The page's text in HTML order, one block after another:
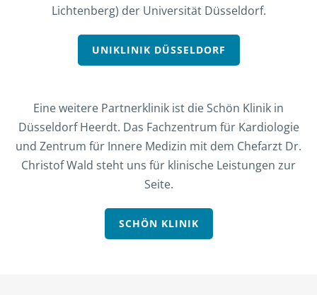
Lichtenberg) der Universität Düsseldorf.
UNIKLINIK DÜSSELDORF
Eine weitere Partnerklinik ist die Schön Klinik in
Düsseldorf Heerdt. Das Fachzentrum für Kardiologie
und Zentrum für Innere Medizin mit dem Chefarzt Dr.
Christof Wald steht uns für klinische Leistungen zur
Seite.
SCHÖN KLINIK
1 Klicke auf Unsere Stellen ansehen!
2 Bewirb Dich in unter 2 Minuten!